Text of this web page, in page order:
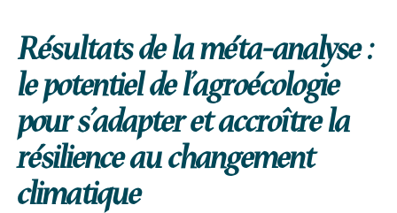
Résultats de la méta-analyse :
le potentiel de l’agroécologie
pour s’adapter et accroître la
résilience au changement
climatique